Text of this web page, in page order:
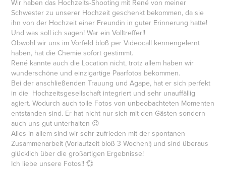
Wir haben das Hochzeits-Shooting mit René von meiner
Schwester zu unserer Hochzeit geschenkt bekommen, da sie
ihn von der Hochzeit einer Freundin in guter Erinnerung hatte!
Und was soll ich sagen! War ein Volltreffer!!
Obwohl wir uns im Vorfeld bloß per Videocall kennengelernt
haben, hat die Chemie sofort gestimmt.
René kannte auch die Location nicht, trotz allem haben wir
wunderschöne und einzigartige Paarfotos bekommen.
Bei der anschließenden Trauung und Agape, hat er sich perfekt
in die Hochzeitsgesellschaft integriert und sehr unauffällig
agiert. Wodurch auch tolle Fotos von unbeobachteten Momenten
entstanden sind. Er hat nicht nur sich mit den Gästen sondern
auch uns gut unterhalten 😉
Alles in allem sind wir sehr zufrieden mit der spontanen
Zusammenarbeit (Vorlaufzeit bloß 3 Wochen!) und sind überaus
glücklich über die großartigen Ergebnisse!
Ich liebe unsere Fotos!! 💞